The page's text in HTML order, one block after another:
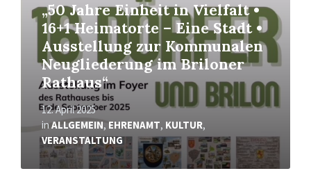
„50 Jahre Einheit in Vielfalt •
16+1 Heimatorte – Eine Stadt •
Ausstellung zur Kommunalen
Neugliederung im Briloner
Rathaus“
12. April 2025
inALLGEMEIN, EHRENAMT, KULTUR,
VERANSTALTUNG